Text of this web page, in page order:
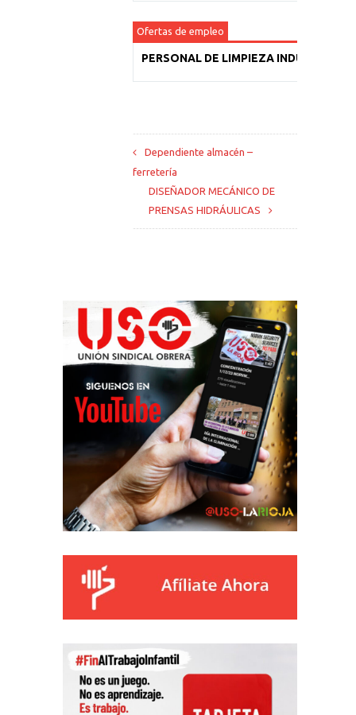
Ofertas de empleo
PERSONAL DE LIMPIEZA INDUSTRIAL
Dependiente almacén –
ferretería
DISEÑADOR MECÁNICO DE
PRENSAS HIDRÁULICAS